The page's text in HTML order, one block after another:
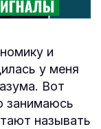
и
у меня
Вот
занимаюсь
называть